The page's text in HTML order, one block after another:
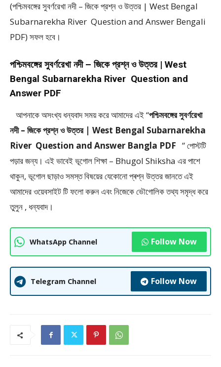
(পশ্চিমবঙ্গের সুবর্ণরেখা নদী – জিকে প্রশ্ন ও উত্তর | West Bengal
Subarnarekha River Question and Answer Bengali
PDF) সফল হবে।
পশ্চিমবঙ্গের সুবর্ণরেখা নদী – জিকে প্রশ্ন ও উত্তর | West
Bengal Subarnarekha River Question and
Answer PDF
আপনাকে অসংখ্য ধন্যবাদ সময় করে আমাদের এই “পশ্চিমবঙ্গের সুবর্ণরেখা
নদী – জিকে প্রশ্ন ও উত্তর | West Bengal Subarnarekha
River Question and Answer Bangla PDF ” পােস্টটি
পড়ার জন্য। এই ভাবেই ভূগোল শিক্ষা – Bhugol Shiksha এর পাশে
থাকুন, ভূগোল ছাড়াও সমস্ত বিষয়ের যেকোনো প্ৰশ্ন উত্তর জানতে এই
আমাদের ওয়েবসাইট টি ফলাে করুন এবং নিজেকে ভৌগােলিক তথ্য সমৃদ্ধ করে
তুলুন , ধন্যবাদ।
WhatsApp Channel Follow Now
Telegram Channel Follow Now